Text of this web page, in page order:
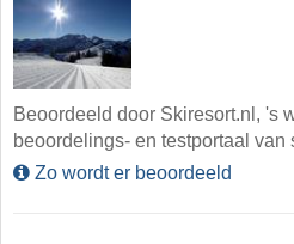
Beoordeeld door Skiresort.nl, 's
beoordelings- en testportaal van
Zo wordt er beoordeeld